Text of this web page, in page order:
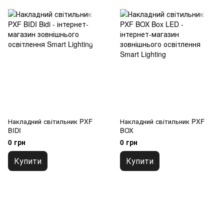
Накладний світильник PXF
BIDI
0 грн
Купити
Накладний світильник PXF
BOX
0 грн
Купити